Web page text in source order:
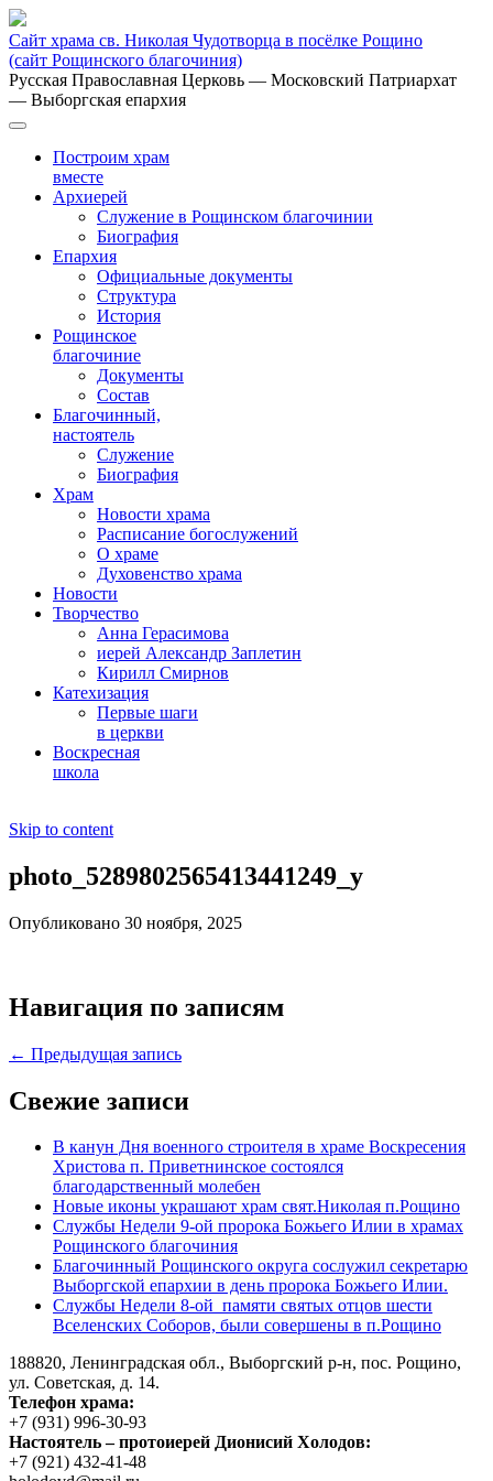
Сайт храма св. Николая Чудотворца в посёлке Рощино
(сайт Рощинского благочиния)
Русская Православная Церковь — Московский Патриархат
— Выборгская епархия
Построим храм
вместе
Архиерей
Служение в Рощинском благочинии
Биография
Епархия
Официальные документы
Структура
История
Рощинское
благочиние
Документы
Состав
Благочинный,
настоятель
Служение
Биография
Храм
Новости храма
Расписание богослужений
О храме
Духовенство храма
Новости
Творчество
Анна Герасимова
иерей Александр Заплетин
Кирилл Смирнов
Катехизация
Первые шаги
в церкви
Воскресная
школа
Skip to content
photo_5289802565413441249_y
Опубликовано 30 ноября, 2025
Навигация по записям
← Предыдущая запись
Свежие записи
В канун Дня военного строителя в храме Воскресения
Христова п. Приветнинское состоялся
благодарственный молебен
Новые иконы украшают храм свят.Николая п.Рощино
Службы Недели 9-ой пророка Божьего Илии в храмах
Рощинского благочиния
Благочинный Рощинского округа сослужил секретарю
Выборгской епархии в день пророка Божьего Илии.
Службы Недели 8-ой памяти святых отцов шести
Вселенских Соборов, были совершены в п.Рощино
188820, Ленинградская обл., Выборгский р-н, пос. Рощино,
ул. Советская, д. 14.
Телефон храма:
+7 (931) 996-30-93
Настоятель – протоиерей Дионисий Холодов:
+7 (921) 432-41-48